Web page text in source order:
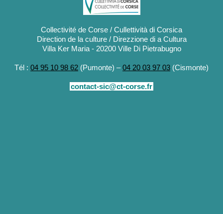
Collectivité de Corse / Cullettività di Corsica
Direction de la culture / Direzzione di a Cultura
Villa Ker Maria - 20200 Ville Di Pietrabugno
Tél : 04 95 10 98 62 (Pumonte) –04 20 03 97 03 (Cismonte)
contact-sic@ct-corse.fr